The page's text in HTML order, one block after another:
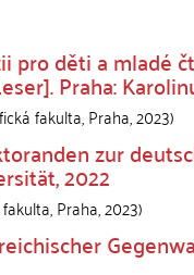
pro děti a mladé
Praha:
fakulta,Praha,2023)
zur
2022
,Praha,2023)